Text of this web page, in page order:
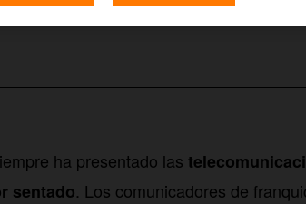
ha presentado las
sentado. Los comunicadores de